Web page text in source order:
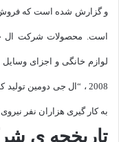
است. محصولات شرکت ال
لوازم خانگی و اجزای
به کار گیری هزاران نفر
تاریخچه ی